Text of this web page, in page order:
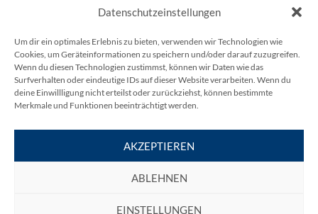
Datenschutzeinstellungen
Um dir ein optimales Erlebnis zu bieten, verwenden wir Technologien wie
Cookies, um Geräteinformationen zu speichern und/oder darauf zuzugreifen.
Wenn du diesen Technologien zustimmst, können wir Daten wie das
Surfverhalten oder eindeutige IDs auf dieser Website verarbeiten. Wenn du
deine Einwillligung nicht erteilst oder zurückziehst, können bestimmte
Merkmale und Funktionen beeinträchtigt werden.
AKZEPTIEREN
ABLEHNEN
EINSTELLUNGEN
KESS Power Solutions GmbH